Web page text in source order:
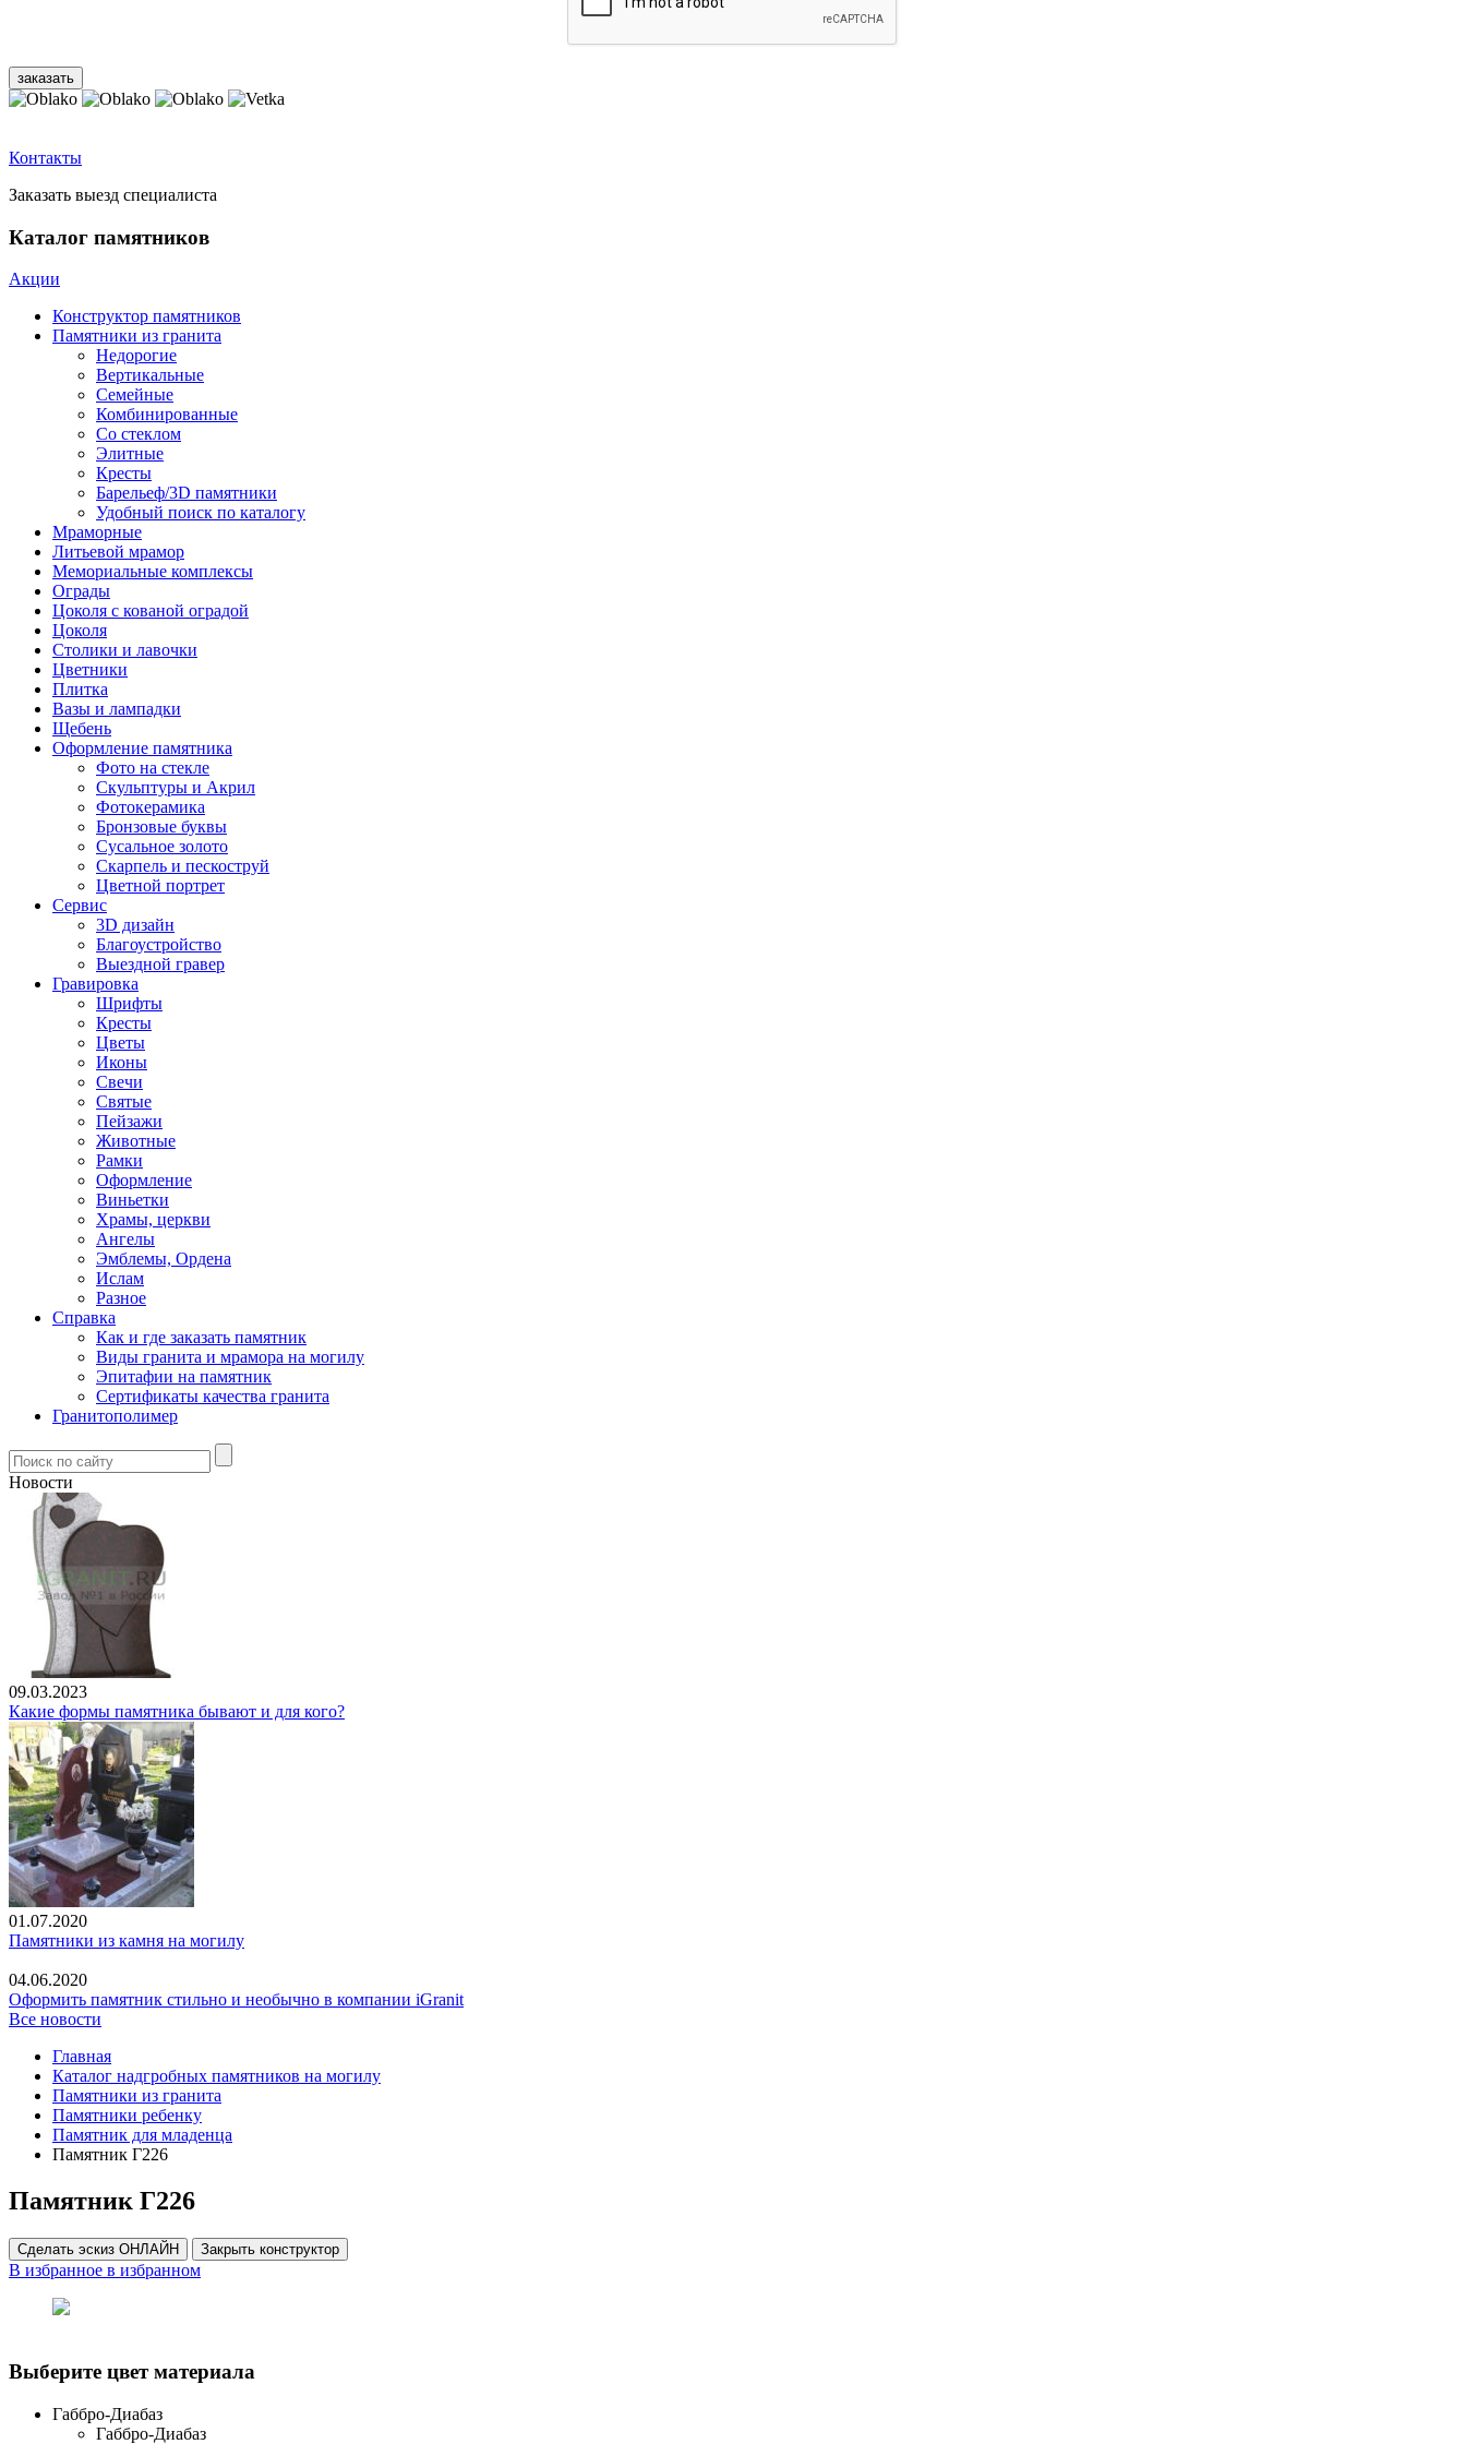
Контакты
Заказать выезд специалиста
Каталог памятников
Акции
Конструктор памятников
Памятники из гранита
Недорогие
Вертикальные
Семейные
Комбинированные
Со стеклом
Элитные
Кресты
Барельеф/3D памятники
Удобный поиск по каталогу
Мраморные
Литьевой мрамор
Мемориальные комплексы
Ограды
Цоколя с кованой оградой
Цоколя
Столики и лавочки
Цветники
Плитка
Вазы и лампадки
Щебень
Оформление памятника
Фото на стекле
Скульптуры и Акрил
Фотокерамика
Бронзовые буквы
Сусальное золото
Скарпель и пескоструй
Цветной портрет
Сервис
3D дизайн
Благоустройство
Выездной гравер
Гравировка
Шрифты
Кресты
Цветы
Иконы
Свечи
Святые
Пейзажи
Животные
Рамки
Оформление
Виньетки
Храмы, церкви
Ангелы
Эмблемы, Ордена
Ислам
Разное
Справка
Как и где заказать памятник
Виды гранита и мрамора на могилу
Эпитафии на памятник
Сертификаты качества гранита
Гранитополимер
Новости
09.03.2023
Какие формы памятника бывают и для кого?
01.07.2020
Памятники из камня на могилу
04.06.2020
Оформить памятник стильно и необычно в компании iGranit
Все новости
Главная
Каталог надгробных памятников на могилу
Памятники из гранита
Памятники ребенку
Памятник для младенца
Памятник Г226
Памятник Г226
Сделать эскиз ОНЛАЙН Закрыть конструктор
В избранное в избранном
Выберите цвет материала
Габбро-Диабаз
Габбро-Диабаз